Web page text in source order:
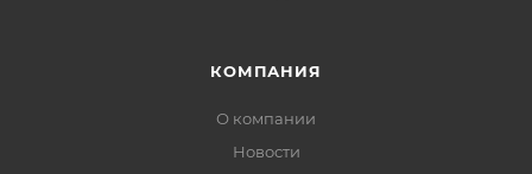
КОМПАНИЯ
О компании
Новости